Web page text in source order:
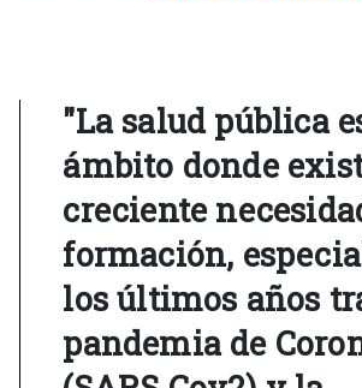
"La salud pública
ámbito donde
creciente
formación,
los últimos años
pandemia de